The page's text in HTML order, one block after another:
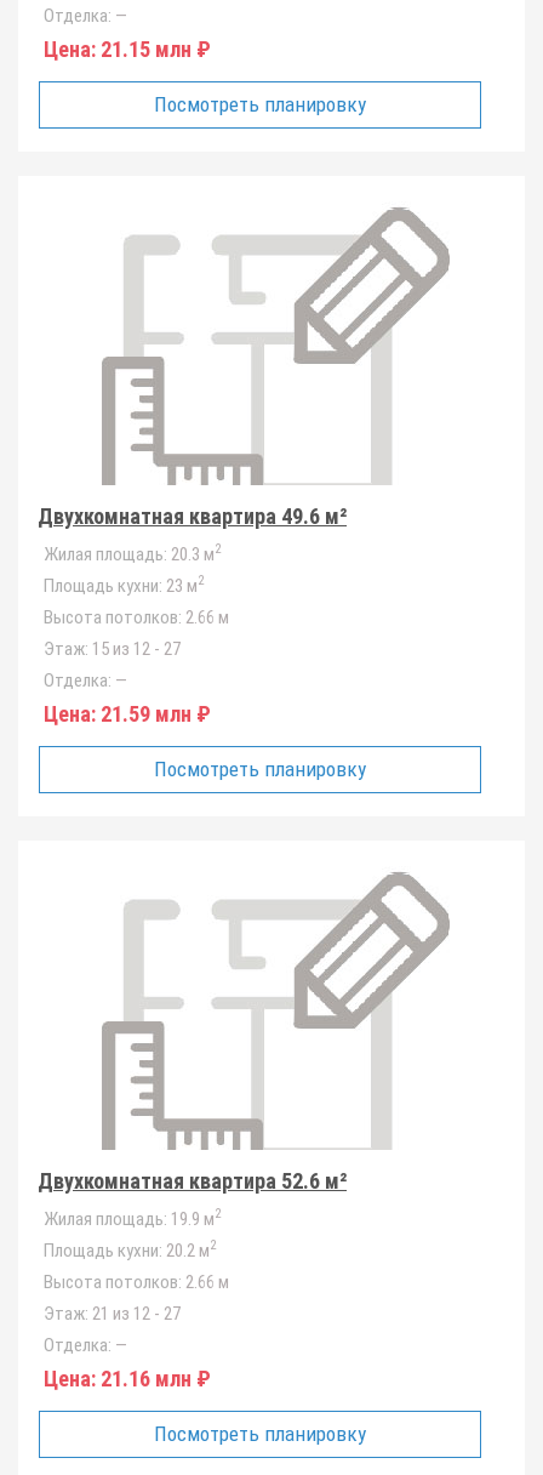
Отделка: —
Цена: 21.15 млн ₽
Посмотреть планировку
Двухкомнатная квартира 49.6 м²
Жилая площадь: 20.3 м2
Площадь кухни: 23 м2
Высота потолков: 2.66 м
Этаж: 15 из 12 - 27
Отделка: —
Цена: 21.59 млн ₽
Посмотреть планировку
Двухкомнатная квартира 52.6 м²
Жилая площадь: 19.9 м2
Площадь кухни: 20.2 м2
Высота потолков: 2.66 м
Этаж: 21 из 12 - 27
Отделка: —
Цена: 21.16 млн ₽
Посмотреть планировку